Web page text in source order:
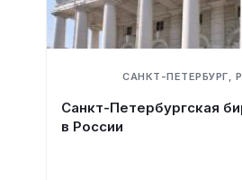
САНКТ-ПЕТЕРБУРГ,
Санкт-Петербургская
в России